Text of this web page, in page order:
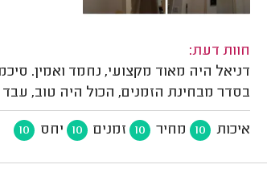
חוות דעת:
דניאל היה מאוד מקצועי, נחמד ואמין.
בסדר מבחינת הזמנים, הכול היה טוב, עבד
איכות 10 מחיר 10 זמנים 10 יחס 10